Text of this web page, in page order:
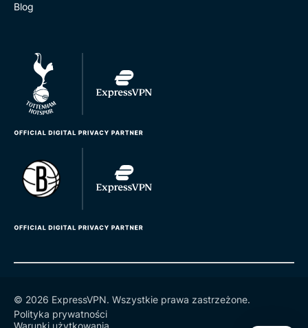
Blog
© 2026 ExpressVPN. Wszystkie prawa zastrzeżone.
Polityka prywatności
Warunki użytkowania